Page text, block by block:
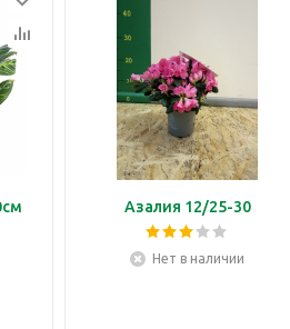
Азалия 12/25-30
Нет в наличии